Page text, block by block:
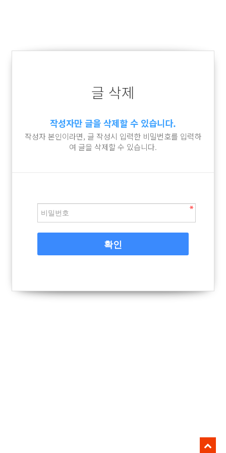
글 삭제
작성자만 글을 삭제할 수 있습니다.
작성자 본인이라면, 글 작성시 입력한 비밀번호를 입력하
여 글을 삭제할 수 있습니다.